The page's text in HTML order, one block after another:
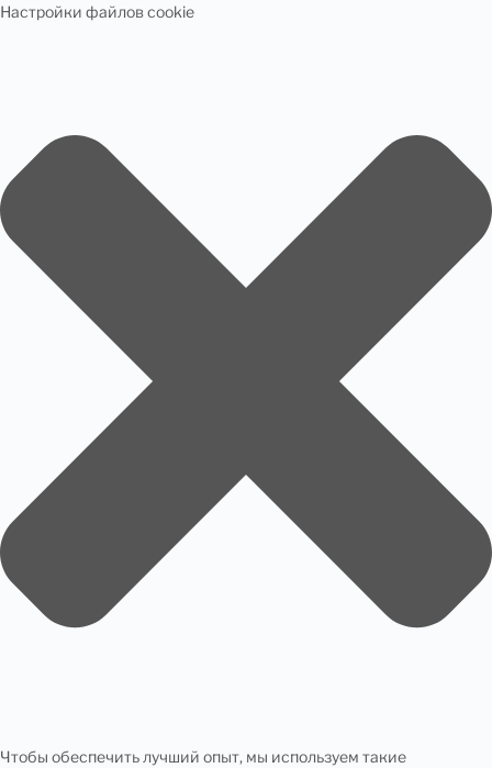
Настройки файлов cookie
Чтобы обеспечить лучший опыт, мы используем такие